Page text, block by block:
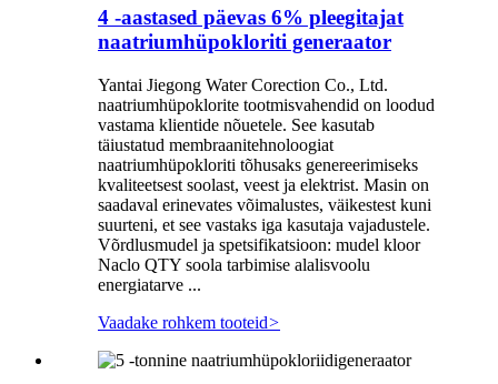
4 -aastased päevas 6% pleegitajat
naatriumhüpokloriti generaator
Yantai Jiegong Water Corection Co., Ltd.
naatriumhüpoklorite tootmisvahendid on loodud
vastama klientide nõuetele. See kasutab
täiustatud membraanitehnoloogiat
naatriumhüpokloriti tõhusaks genereerimiseks
kvaliteetsest soolast, veest ja elektrist. Masin on
saadaval erinevates võimalustes, väikestest kuni
suurteni, et see vastaks iga kasutaja vajadustele.
Võrdlusmudel ja spetsifikatsioon: mudel kloor
Naclo QTY soola tarbimise alalisvoolu
energiatarve ...
Vaadake rohkem tooteid>